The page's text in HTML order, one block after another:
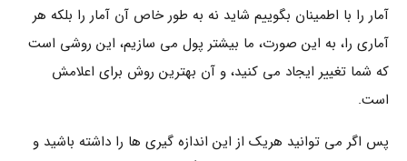
آمار را با اطمینان بگوییم شاید نه به طور خاص آن آمار را بلکه هر
آماری را، به این صورت، ما بیشتر پول می سازیم، این روشی است
که شما تغییر ایجاد می کنید، و آن بهترین روش برای اعلامش
است.
پس اگر می توانید هریک از این اندازه گیری ها را داشته باشید و